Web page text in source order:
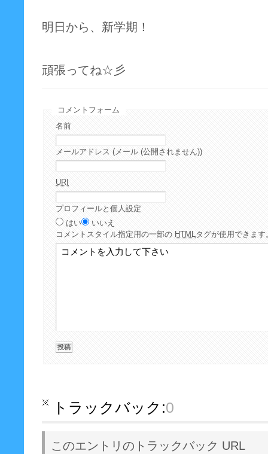
明日から、新学期！
頑張ってね☆彡
コメントフォーム
名前
メールアドレス (メール (公開されません))
URI
プロフィールと個人設定
はい
いいえ
コメント スタイル指定用の一部の HTML タグが使用できます
トラックバック:0
このエントリのトラックバック URL